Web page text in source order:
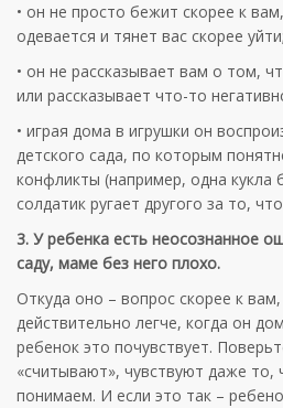
• он не просто бежит скорее к
одевается и тянет вас скорее уйти;
• он не рассказывает вам о том,
или рассказывает что-то
• играя дома в игрушки он
детского сада, по которым
конфликты (например, одна кукла
солдатик ругает другого за то,
3. У ребенка есть неосознанное
саду, маме без него плохо.
Откуда оно – вопрос скорее к
действительно легче, когда он
ребенок это почувствует.
«считывают», чувствуют даже
понимаем. И если это так –